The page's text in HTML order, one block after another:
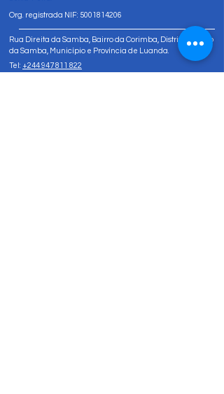
Org. registrada NIF: 5001814206
Rua Direita da Samba, Bairro da Corimba, Distrito Urbano
da Samba, Município e Província de Luanda.
Tel: +244 947 811 822